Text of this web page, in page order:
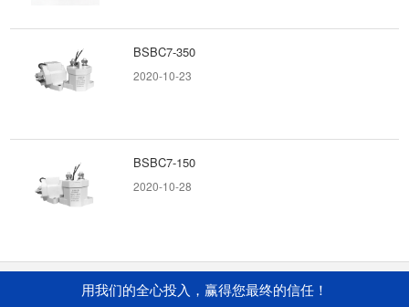
来实现控制回...
2020-06-22
2020-06-22
类别。1、航海级和导航级惯导系统：大型、准
2020-06-22
BSBC7-350
2020-10-23
BSBC7-150
2020-10-28
UKJ-2.5
2020-08-27
用我们的全心投入，赢得您最终的信任！